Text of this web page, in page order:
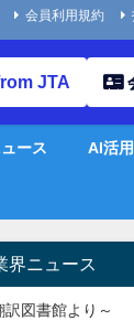
会員利用規約
JTA
ース AI活
界ニュース
訳図書館より～